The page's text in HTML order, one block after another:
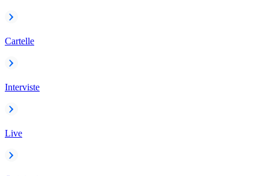
Cartelle
Interviste
Live